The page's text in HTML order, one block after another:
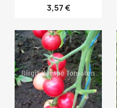
3,57 €